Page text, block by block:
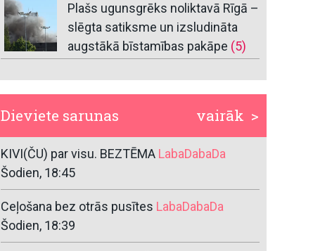
Plašs ugunsgrēks noliktavā Rīgā –
slēgta satiksme un izsludināta
augstākā bīstamības pakāpe (5)
vairāk >
Dieviete sarunas
KIVI(ČU) par visu. BEZTĒMA LabaDabaDa
Šodien, 18:45
Ceļošana bez otrās pusītes LabaDabaDa
Šodien, 18:39